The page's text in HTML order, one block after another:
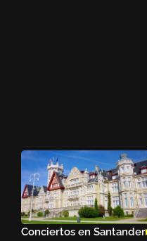
Conciertos en Santander